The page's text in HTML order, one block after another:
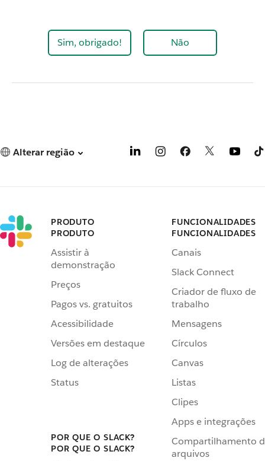
Sim, obrigado! Não
Alterar região
PRODUTO
PRODUTO
Assistir à
demonstração
Preços
Pagos vs. gratuitos
Acessibilidade
Versões em destaque
Log de alterações
Status
POR QUE O SLACK?
POR QUE O SLACK?
FUNCIONALIDADES
FUNCIONALIDADES
Canais
Slack Connect
Criador de fluxo de
trabalho
Mensagens
Círculos
Canvas
Listas
Clipes
Apps e integrações
Compartilhamento
arquivos